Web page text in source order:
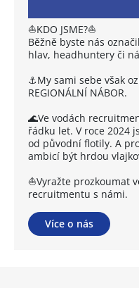
⛵KDO JSME?⛵
Běžně byste nás
hlav, headhuntery či
⚓My sami sebe však
REGIONÁLNÍ NÁBOR.
🌊Ve vodách
řádku let. V roce 2024
od původní flotily. A
ambicí být hrdou
⛵Vyražte prozkoumat
recruitmentu s námi.
Více o nás